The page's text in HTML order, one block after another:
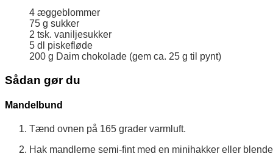
4 æggeblommer
75 g sukker
2 tsk. vaniljesukker
5 dl
piskefløde
200 g Daim chokolade (gem ca. 25 g til pynt)
Sådan gør du
Mandelbund
Tænd ovnen på 165 grader varmluft.
Hak mandlerne semi-fint med en minihakker eller